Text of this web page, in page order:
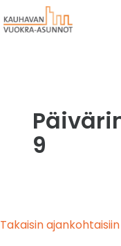
9
Takaisin ajankohtaisiin